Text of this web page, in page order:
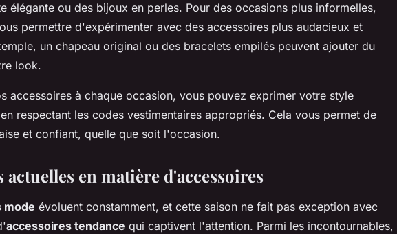
élégante ou des bijoux en perles. Pour des occasions plus informelles,
permettre d'expérimenter avec des accessoires plus audacieux et
un chapeau original ou des bracelets empilés peuvent ajouter du
look.
accessoires à chaque occasion, vous pouvez exprimer votre style
respectant les codes vestimentaires appropriés. Cela vous permet de
et confiant, quelle que soit l'occasion.
actuelles en matière d'accessoires
mode évoluent constamment, et cette saison ne fait pas exception avec
accessoires tendance qui captivent l'attention. Parmi les incontournables,